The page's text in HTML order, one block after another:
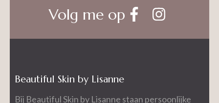
Volg me op
Beautiful Skin by Lisanne
Bij Beautiful Skin by Lisanne staan persoonlijke